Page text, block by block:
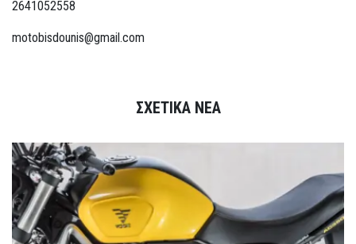
2641052558
motobisdounis@gmail.com
ΣΧΕΤΙΚΑ ΝΕΑ